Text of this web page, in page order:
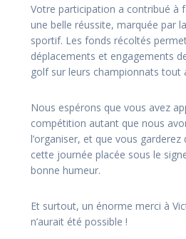
Votre participation a contribué à
une belle réussite, marquée par
sportif. Les fonds récoltés
déplacements et engagements
golf sur leurs championnats tout
Nous espérons que vous avez
compétition autant que nous
l’organiser, et que vous
cette journée placée sous le
bonne humeur.
Et surtout, un énorme merci à
n’aurait été possible !